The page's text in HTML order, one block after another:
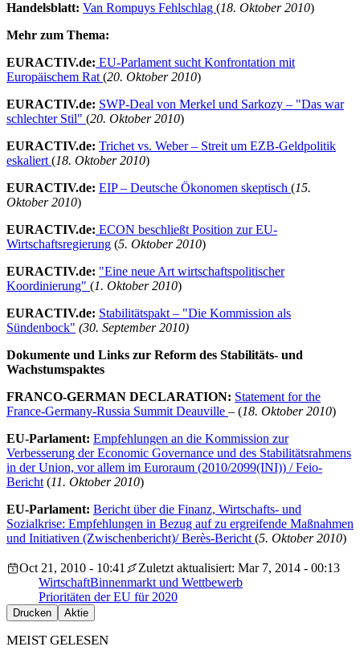
Handelsblatt: Van Rompuys Fehlschlag (18. Oktober 2010)
Mehr zum Thema:
EURACTIV.de: EU-Parlament sucht Konfrontation mit
Europäischem Rat (20. Oktober 2010)
EURACTIV.de: SWP-Deal von Merkel und Sarkozy – "Das war
schlechter Stil" (20. Oktober 2010)
EURACTIV.de: Trichet vs. Weber – Streit um EZB-Geldpolitik
eskaliert (18. Oktober 2010)
EURACTIV.de: EIP – Deutsche Ökonomen skeptisch (15.
Oktober 2010)
EURACTIV.de: ECON beschließt Position zur EU-
Wirtschaftsregierung (5. Oktober 2010)
EURACTIV.de: "Eine neue Art wirtschaftspolitischer
Koordinierung" (1. Oktober 2010)
EURACTIV.de: Stabilitätspakt – "Die Kommission als
Sündenbock" (30. September 2010)
Dokumente und Links zur Reform des Stabilitäts- und
Wachstumspaktes
FRANCO-GERMAN DECLARATION: Statement for the
France-Germany-Russia Summit Deauville – (18. Oktober 2010)
EU-Parlament: Empfehlungen an die Kommission zur
Verbesserung der Economic Governance und des Stabilitätsrahmens
in der Union, vor allem im Euroraum (2010/2099(INI)) / Feio-
Bericht (11. Oktober 2010)
EU-Parlament: Bericht über die Finanz, Wirtschafts- und
Sozialkrise: Empfehlungen in Bezug auf zu ergreifende Maßnahmen
und Initiativen (Zwischenbericht)/ Berès-Bericht (5. Oktober 2010)
Oct 21, 2010 - 10:41
Zuletzt aktualisiert: Mar 7, 2014 - 00:13
WirtschaftBinnenmarkt und Wettbewerb
Prioritäten der EU für 2020
Drucken Aktie
MEIST GELESEN